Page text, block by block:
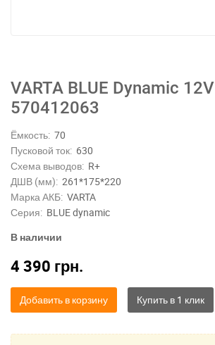
VARTA BLUE Dynamic 12V
570412063
Ёмкость: 70
Пусковой ток: 630
Схема выводов: R+
ДШВ (мм): 261*175*220
Марка АКБ: VARTA
Серия: BLUE dynamic
В наличии
4 390 грн.
Добавить в корзину